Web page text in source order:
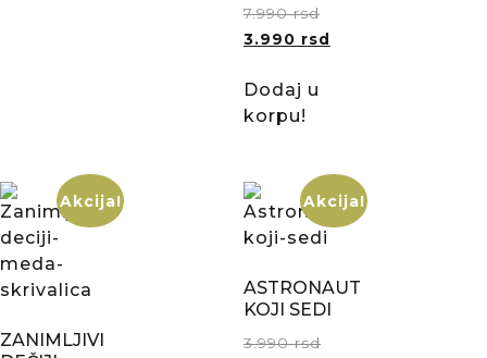
7.990rsd
3.990 rsd
Dodaj u
korpu!
Akcija!
ZANIMLJIVI
Akcija!
ASTRONAUT
KOJI SEDI
3.990rsd